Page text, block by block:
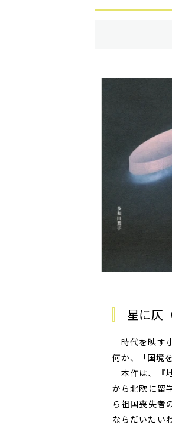
星に仄
時代を映す
何か、「国境
本作は、『
から北欧に留
ら祖国喪失者
ならだいたい